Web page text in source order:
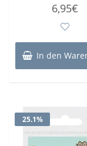
mit6,95€
In den
25.1%